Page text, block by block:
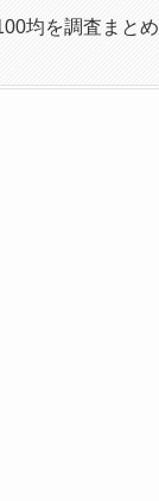
均を調査まとめ